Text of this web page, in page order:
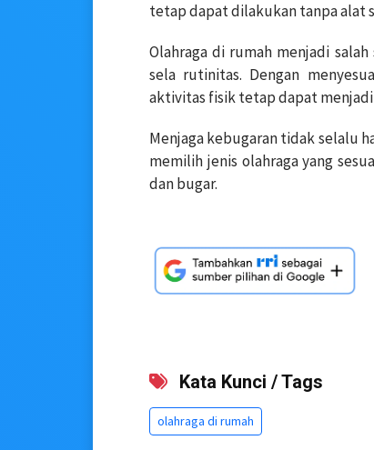
tetap dapat dilakukan tanpa alat
Olahraga di rumah menjadi
sela rutinitas. Dengan
aktivitas fisik tetap dapat menjadi
Menjaga kebugaran tidak selalu
memilih jenis olahraga yang
dan bugar.
Kata Kunci / Tags
olahraga di rumah